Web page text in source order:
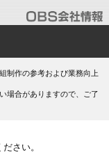
制作の参考および業務向上
場合がありますので、ご了
さい。